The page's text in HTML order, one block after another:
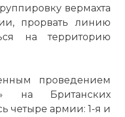
вермахта
прорвать линию
на территорию
проведением
на Британских
четыре армии: 1-я и